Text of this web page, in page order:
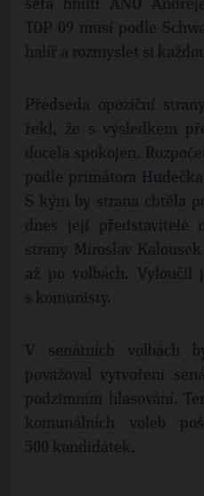
šéfa hnutí ANO
TOP 09 musí podle
halíř a rozmyslet si
Předseda opoziční
řekl, že s výsledkem
docela spokojen.
podle primátora
S kým by strana chtěla
dnes její představitelé
strany Miroslav
až po volbách. Vyloučil
s komunisty.
V senátních volbách
považoval vytvoření
podzimním hlasování.
komunálních voleb
500 kandidátek.